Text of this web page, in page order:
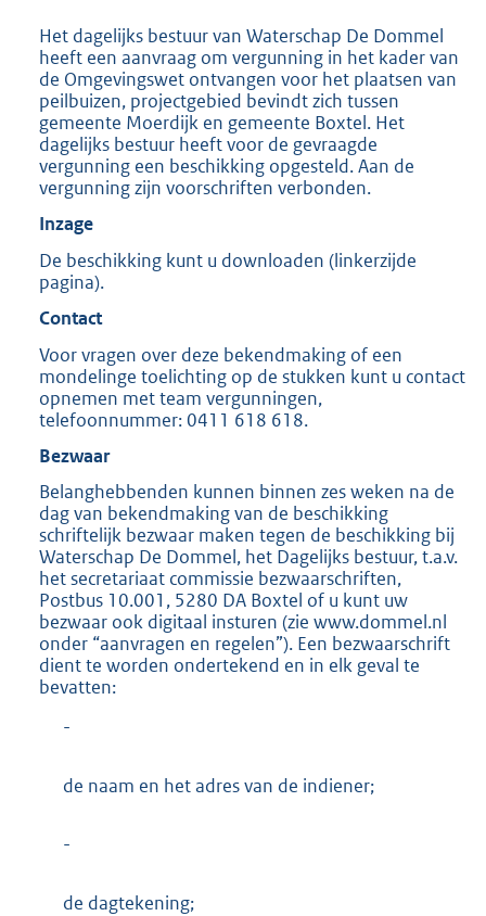
1
K
b
Het dagelijks bestuur van Waterschap De Dommel
heeft een aanvraag om vergunning in het kader van
de Omgevingswet ontvangen voor het plaatsen van
peilbuizen, projectgebied bevindt zich tussen
gemeente Moerdijk en gemeente Boxtel. Het
dagelijks bestuur heeft voor de gevraagde
vergunning een beschikking opgesteld. Aan de
vergunning zijn voorschriften verbonden.
Inzage
De beschikking kunt u downloaden (linkerzijde
pagina).
Contact
Voor vragen over deze bekendmaking of een
mondelinge toelichting op de stukken kunt u contact
opnemen met team vergunningen,
telefoonnummer: 0411 618 618.
Bezwaar
Belanghebbenden kunnen binnen zes weken na de
dag van bekendmaking van de beschikking
schriftelijk bezwaar maken tegen de beschikking bij
Waterschap De Dommel, het Dagelijks bestuur, t.a.v.
het secretariaat commissie bezwaarschriften,
Postbus 10.001, 5280 DA Boxtel of u kunt uw
bezwaar ook digitaal insturen (zie www.dommel.nl
onder “aanvragen en regelen”). Een bezwaarschrift
dient te worden ondertekend en in elk geval te
bevatten:
-
de naam en het adres van de indiener;
-
de dagtekening;